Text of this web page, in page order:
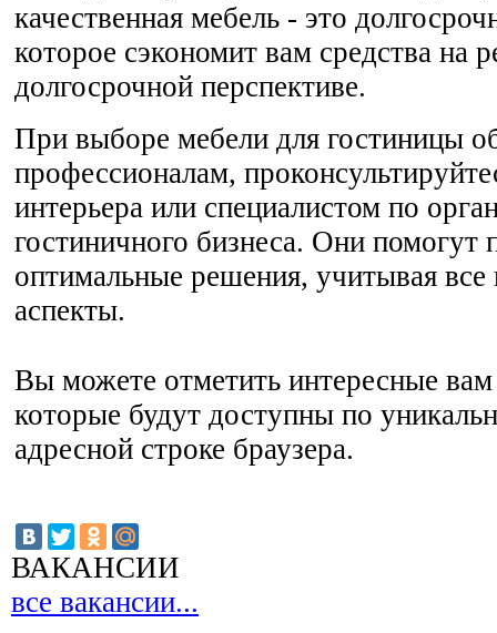
качественная мебель - это
которое сэкономит вам средства на
долгосрочной перспективе.
При выборе мебели для гостиницы
профессионалам,
интерьера или специалистом по
гостиничного бизнеса. Они помогут
оптимальные решения, учитывая
аспекты.
Вы можете отметить интересные
которые будут доступны по
адресной строке браузера.
ВАКАНСИИ
все вакансии...